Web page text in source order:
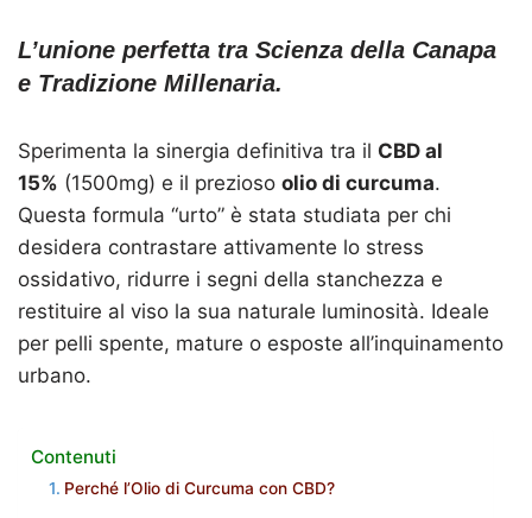
L’unione perfetta tra Scienza della Canapa
e Tradizione Millenaria.
Sperimenta la sinergia definitiva tra il CBD al
15% (1500mg) e il prezioso olio di curcuma.
Questa formula “urto” è stata studiata per chi
desidera contrastare attivamente lo stress
ossidativo, ridurre i segni della stanchezza e
restituire al viso la sua naturale luminosità. Ideale
per pelli spente, mature o esposte all’inquinamento
urbano.
Contenuti
Perché l’Olio di Curcuma con CBD?